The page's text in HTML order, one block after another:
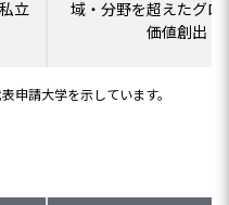
私立
域・分野を超えたグロ
価値創出
申請大学を示しています。